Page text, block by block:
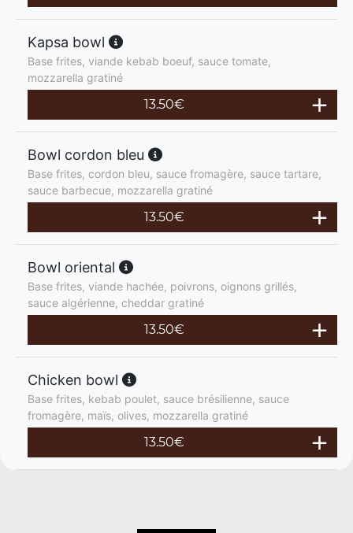
Kapsa bowl
Base frites, viande kebab boeuf, sauce tomate,
mozzarella gratiné
13.50€
Bowl cordon bleu
Base frites, cordon bleu, sauce fromagère, sauce tartare,
sauce barbecue, mozzarella gratiné
13.50€
Bowl oriental
Base frites, viande hachée, poivrons, oignons grillés,
sauce algérienne, cheddar gratiné
13.50€
Chicken bowl
Base frites, kebab poulet, sauce brésilienne, sauce
fromagère, maïs, olives, mozzarella gratiné
13.50€